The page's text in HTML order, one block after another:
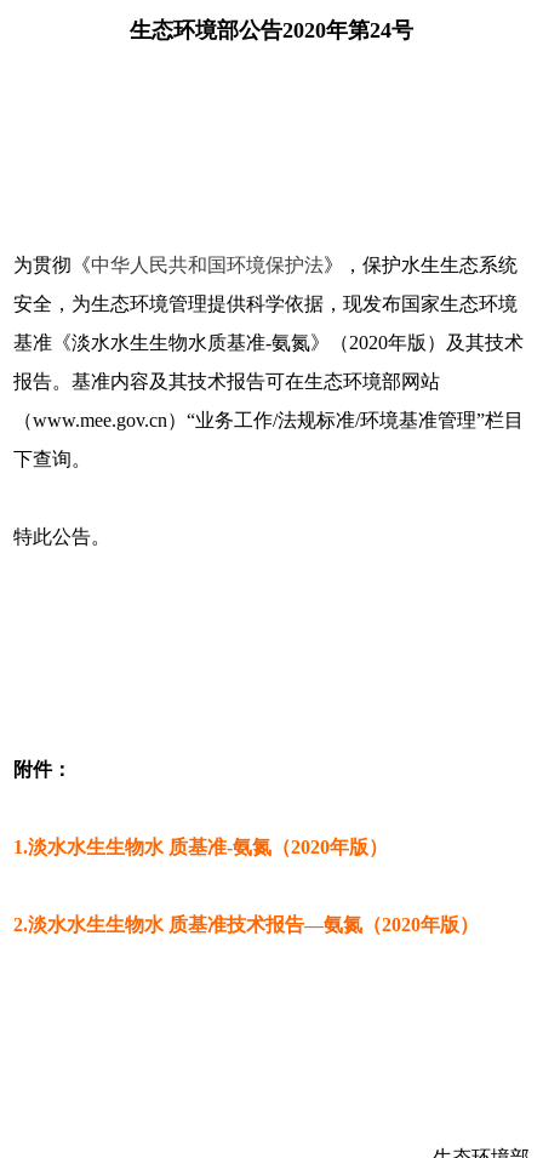
生态环境部公告2020年第24号
为贯彻《中华人民共和国环境保护法》，保护水生生态系统
安全，为生态环境管理提供科学依据，现发布国家生态环境
基准《淡水水生生物水质基准-氨氮》（2020年版）及其技术
报告。基准内容及其技术报告可在生态环境部网站
（www.mee.gov.cn）“业务工作/法规标准/环境基准管理”栏目
下查询。
特此公告。
附件：
1.淡水水生生物水 质基准-氨氮（2020年版）
2.淡水水生生物水 质基准技术报告—氨氮（2020年版）